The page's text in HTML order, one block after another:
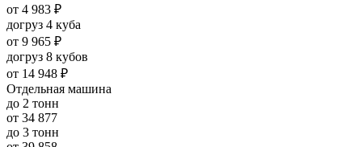
от 4 983 ₽
догруз 4 куба
от 9 965 ₽
догруз 8 кубов
от 14 948 ₽
Отдельная машина
до 2 тонн
от 34 877
до 3 тонн